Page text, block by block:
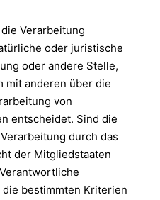
Verarbeitung
oder juristische
oder andere Stelle,
mit anderen über die
von
entscheidet. Sind die
durch das
der Mitgliedstaaten
bestimmten Kriterien